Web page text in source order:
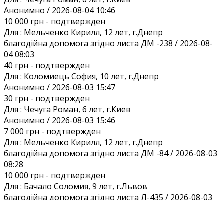
Анонимно / 2026-08-04 10:46
10 000 грн - подтвержден
Для : Мельченко Кирилл, 12 лет, г.Днепр
благодійна допомога згідно листа ДМ -238 / 2026-08-
04 08:03
40 грн - подтвержден
Для : Коломиець София, 10 лет, г.Днепр
Анонимно / 2026-08-03 15:47
30 грн - подтвержден
Для : Чечуга Роман, 6 лет, г.Киев
Анонимно / 2026-08-03 15:46
7 000 грн - подтвержден
Для : Мельченко Кирилл, 12 лет, г.Днепр
благодійна допомога згідно листа ДМ -84 / 2026-08-03
08:28
10 000 грн - подтвержден
Для : Бачало Соломия, 9 лет, г.Львов
благодійна допомога згідно листа Л-435 / 2026-08-03